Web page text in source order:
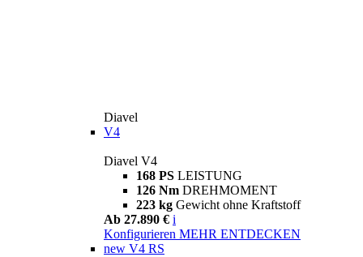
Diavel
V4
Diavel V4
168 PS LEISTUNG
126 Nm DREHMOMENT
223 kg Gewicht ohne Kraftstoff
Ab 27.890 € i
Konfigurieren MEHR ENTDECKEN
new V4 RS